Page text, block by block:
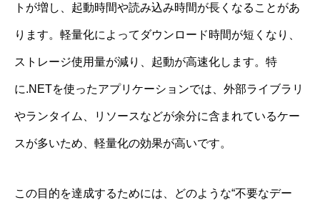
トが増し、起動時間や読み込み時間が長くなることがあ
ります。軽量化によってダウンロード時間が短くなり、
ストレージ使用量が減り、起動が高速化します。特
に.NETを使ったアプリケーションでは、外部ライブラリ
やランタイム、リソースなどが余分に含まれているケー
スが多いため、軽量化の効果が高いです。
この目的を達成するためには、どのような“不要なデー